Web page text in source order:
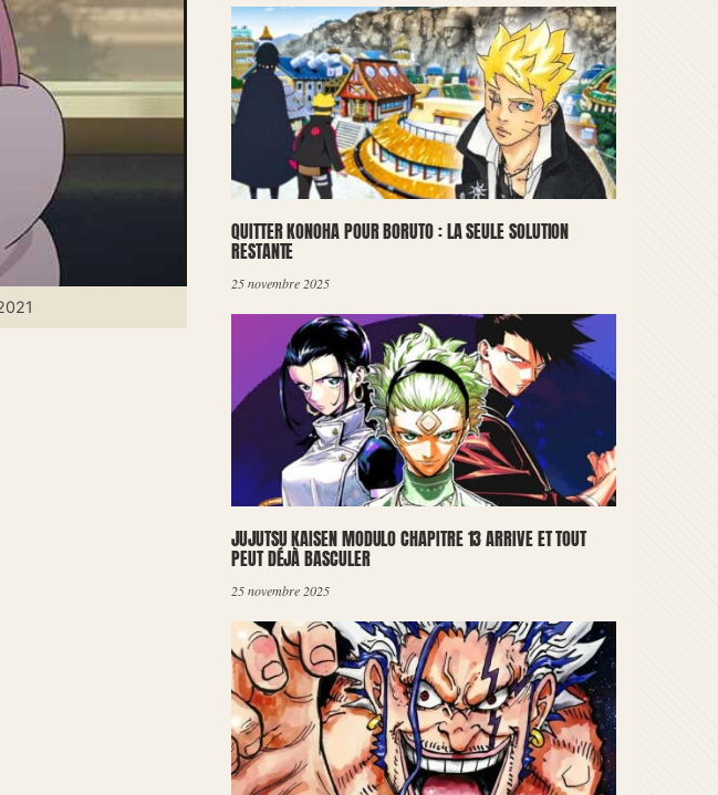
QUITTER KONOHA POUR BORUTO : LA SEULE SOLUTION
RESTANTE
25 novembre 2025
JUJUTSU KAISEN MODULO CHAPITRE 13 ARRIVE ET TOUT
PEUT DÉJÀ BASCULER
25 novembre 2025